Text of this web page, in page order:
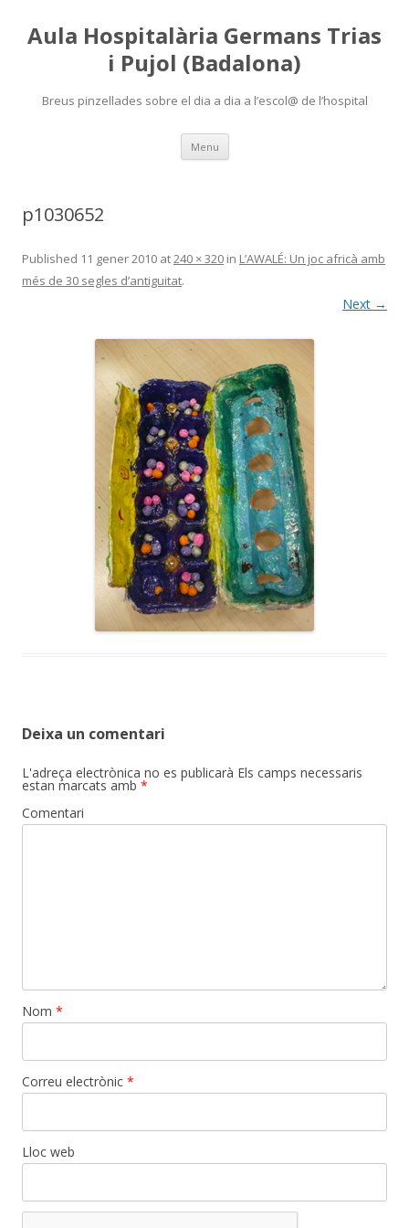
Aula Hospitalària Germans Trias
i Pujol (Badalona)
Breus pinzellades sobre el dia a dia a l’escol@ de l’hospital
Menu Skip
content
p1030652
Published 11 gener 2010 at240 × 320 in L’AWALÉ: Un joc africà amb
més de 30 segles d’antiguitat.
Next →
Deixa un comentari
L'adreça electrònica no es publicarà Els camps necessaris
estan marcats amb *
Comentari
Nom *
Correu electrònic *
Lloc web